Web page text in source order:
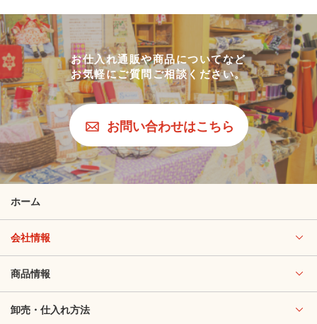
お仕入れ通販や商品についてなど
お気軽にご質問ご相談ください。
お問い合わせはこちら
ホーム
会社情報
商品情報
卸売・仕入れ方法